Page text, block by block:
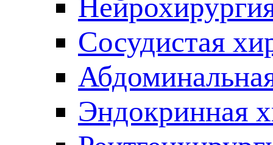
Сосудистая
Эндокринная